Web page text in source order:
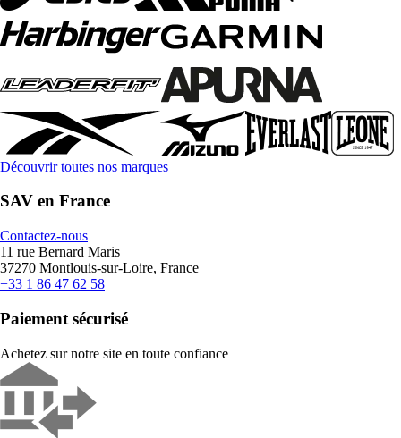
Découvrir toutes nos marques
SAV en France
Contactez-nous
11 rue Bernard Maris
37270 Montlouis-sur-Loire, France
+33 1 86 47 62 58
Paiement sécurisé
Achetez sur notre site en toute confiance